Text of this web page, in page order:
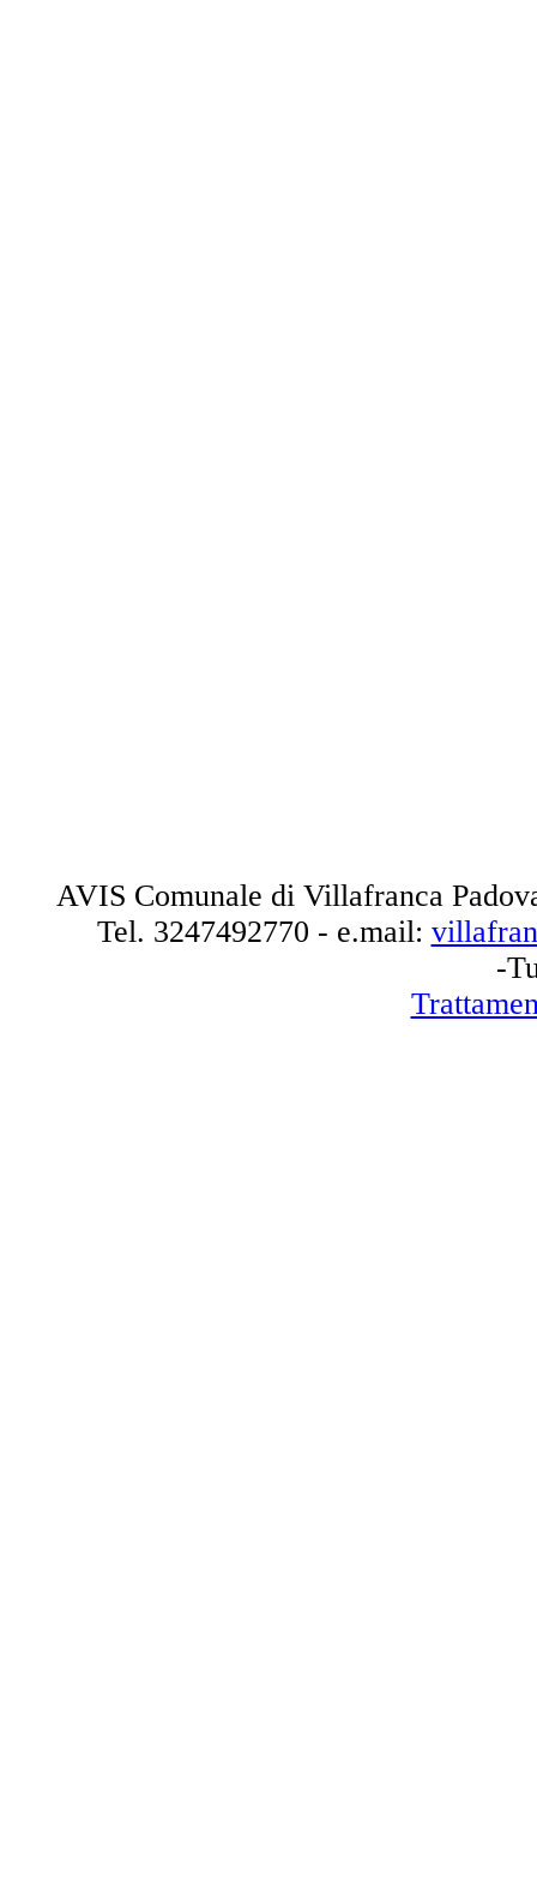
AVIS Comunale di Villafranca
Tel. 3247492770 - e.mail:
-